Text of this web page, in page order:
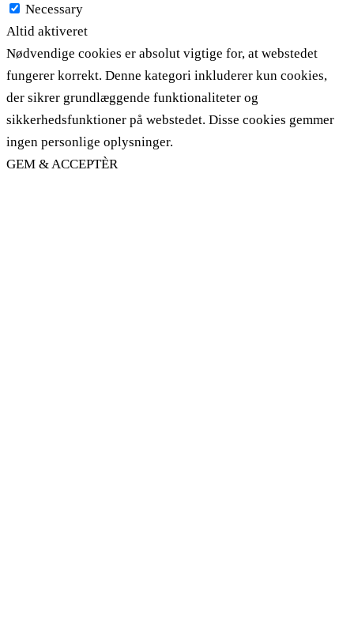
Necessary
Altid aktiveret
Nødvendige cookies er absolut vigtige for, at webstedet
fungerer korrekt. Denne kategori inkluderer kun cookies,
der sikrer grundlæggende funktionaliteter og
sikkerhedsfunktioner på webstedet. Disse cookies gemmer
ingen personlige oplysninger.
GEM & ACCEPTÈR